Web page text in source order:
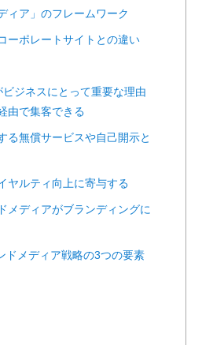
ィア」のフレームワーク
ーポレートサイトとの違い
ジネスにとって重要な理由
由で集客できる
る無償サービスや自己開示と
ヤルティ向上に寄与する
メディアがブランディングに
ドメディア戦略の3つの要素